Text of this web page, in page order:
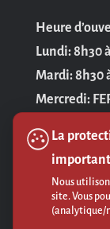
Heure
Lundi: 8h30
Mardi: 8h30
Mercredi:
Vendredi:
Politique
La
Nous
site. Vous
(analytique/